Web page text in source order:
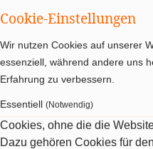
Cookie-Einstellungen
Wir nutzen Cookies auf unserer
essenziell, während andere uns
Erfahrung zu verbessern.
Essentiell (Notwendig)
Cookies, ohne die die
Dazu gehören Cookies für